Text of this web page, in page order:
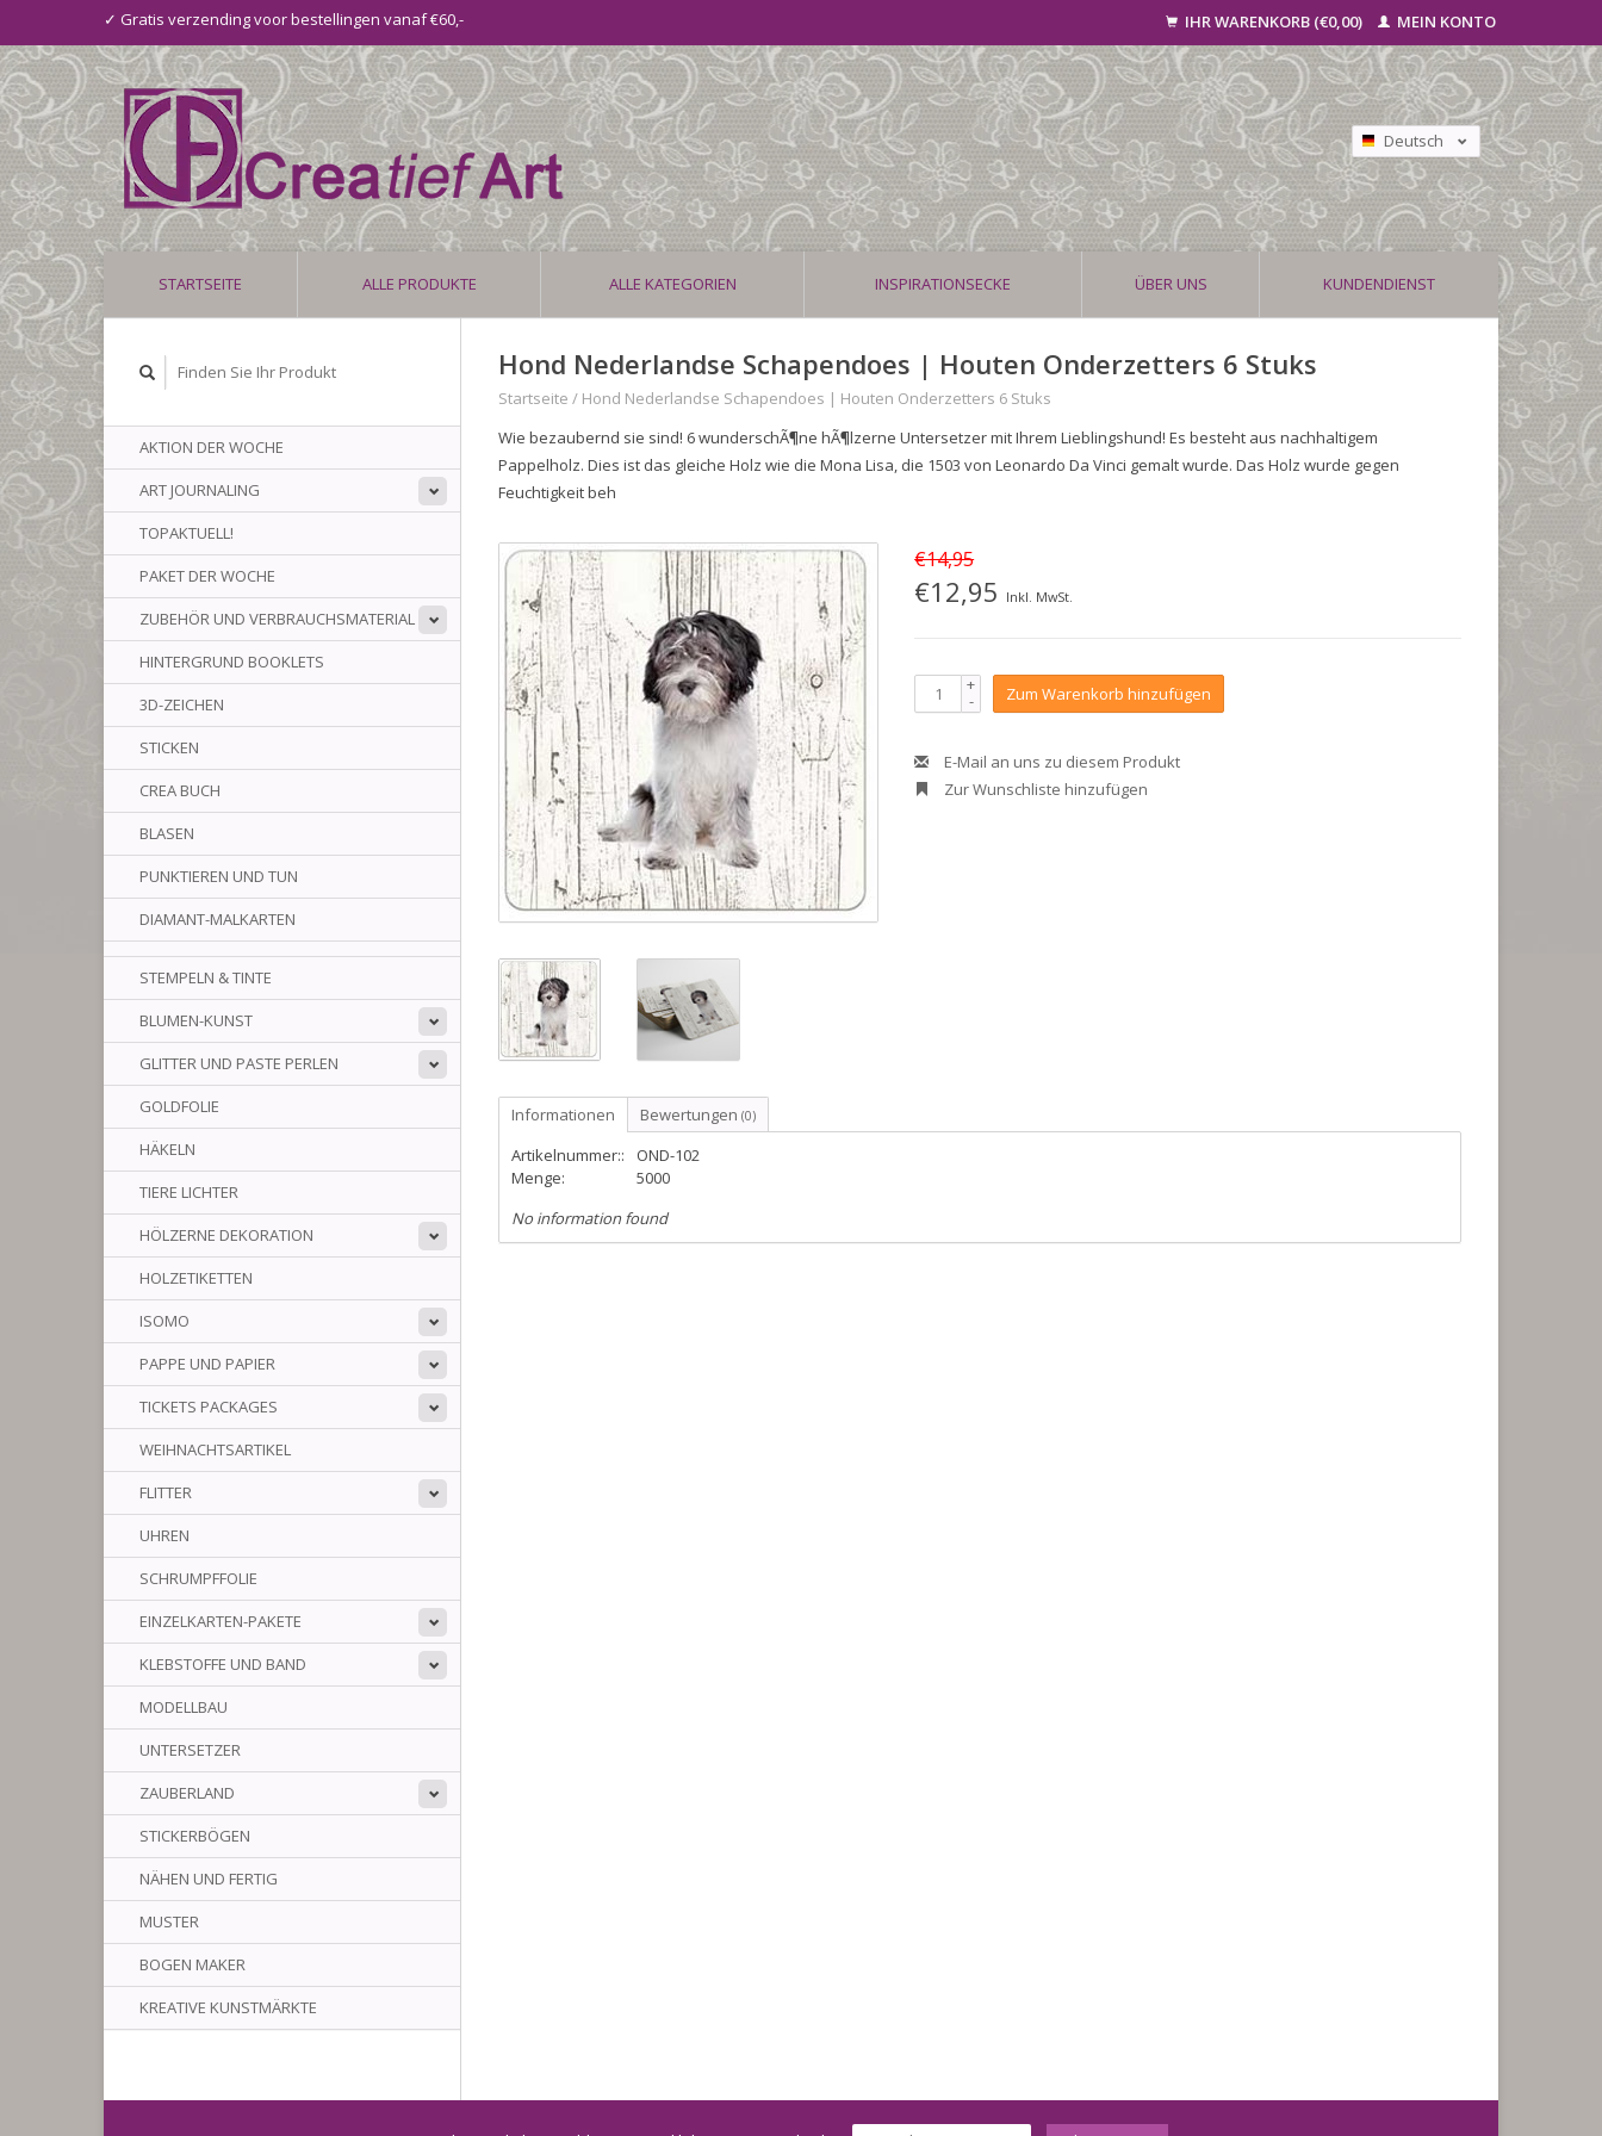
✓ Gratis verzending voor bestellingen vanaf €60,- IHR WARENKORB (€0,00) MEIN KONTO
Deutsch
Nederlands
Français
STARTSEITE ALLE PRODUKTE ALLE KATEGORIEN INSPIRATIONSECKE ÜBER UNS KUNDENDIENST
AKTION DER WOCHE
ART JOURNALING
TOPAKTUELL!
PAKET DER WOCHE
ZUBEHÖR UND VERBRAUCHSMATERIAL
HINTERGRUND BOOKLETS
3D-ZEICHEN
STICKEN
CREA BUCH
BLASEN
PUNKTIEREN UND TUN
DIAMANT-MALKARTEN
STEMPELN & TINTE
BLUMEN-KUNST
GLITTER UND PASTE PERLEN
GOLDFOLIE
HÄKELN
TIERE LICHTER
HÖLZERNE DEKORATION
HOLZETIKETTEN
ISOMO
PAPPE UND PAPIER
TICKETS PACKAGES
WEIHNACHTSARTIKEL
FLITTER
UHREN
SCHRUMPFFOLIE
EINZELKARTEN-PAKETE
KLEBSTOFFE UND BAND
MODELLBAU
UNTERSETZER
ZAUBERLAND
STICKERBÖGEN
NÄHEN UND FERTIG
MUSTER
BOGEN MAKER
KREATIVE KUNSTMÄRKTE
Hond Nederlandse Schapendoes | Houten Onderzetters 6 Stuks
Startseite / Hond Nederlandse Schapendoes | Houten Onderzetters 6 Stuks
Wie bezaubernd sie sind! 6 wunderschÃ¶ne hÃ¶lzerne Untersetzer mit Ihrem Lieblingshund! Es besteht aus nachhaltigem
Pappelholz. Dies ist das gleiche Holz wie die Mona Lisa, die 1503 von Leonardo Da Vinci gemalt wurde. Das Holz wurde gegen
Feuchtigkeit beh
€14,95
€12,95 Inkl. MwSt.
+
- Zum Warenkorb hinzufügen
E-Mail an uns zu diesem Produkt
Zur Wunschliste hinzufügen
Informationen Bewertungen (0)
Artikelnummer::
OND-102
Menge:
5000
No information found